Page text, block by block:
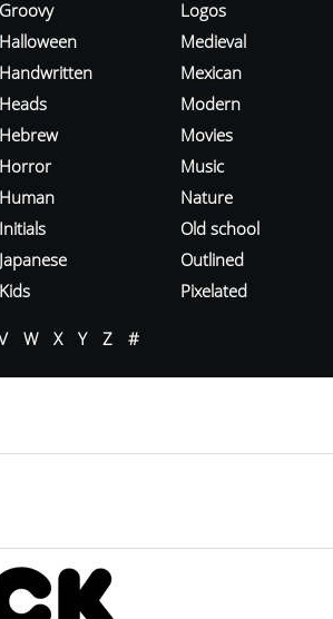
Groovy
Halloween
Handwritten
Heads
Hebrew
Horror
Human
Initials
Japanese
Kids
Logos
Medieval
Mexican
Modern
Movies
Music
Nature
Old school
Outlined
Pixelated
W X Y Z #